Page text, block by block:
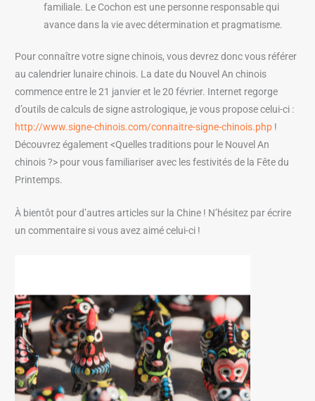
familiale. Le Cochon est une personne responsable qui
avance dans la vie avec détermination et pragmatisme.
Pour connaître votre signe chinois, vous devrez donc vous référer
au calendrier lunaire chinois. La date du Nouvel An chinois
commence entre le 21 janvier et le 20 février. Internet regorge
d’outils de calculs de signe astrologique, je vous propose celui-ci :
http://www.signe-chinois.com/connaitre-signe-chinois.php !
Découvrez également <Quelles traditions pour le Nouvel An
chinois ?> pour vous familiariser avec les festivités de la Fête du
Printemps.
À bientôt pour d’autres articles sur la Chine ! N’hésitez par écrire
un commentaire si vous avez aimé celui-ci !